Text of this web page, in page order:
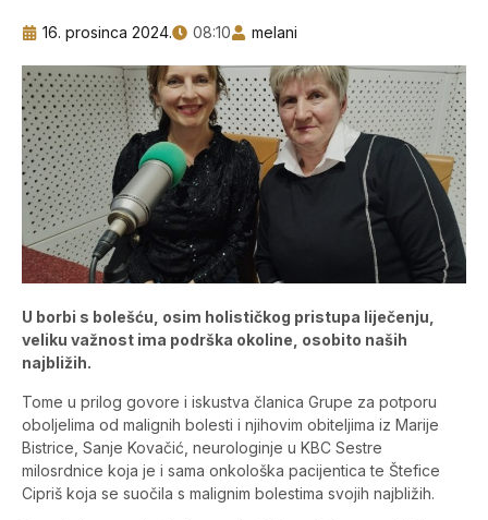
16. prosinca 2024. 08:10 melani
U borbi s bolešću, osim holističkog pristupa liječenju,
veliku važnost ima podrška okoline, osobito naših
najbližih.
Tome u prilog govore i iskustva članica Grupe za potporu
oboljelima od malignih bolesti i njihovim obiteljima iz Marije
Bistrice, Sanje Kovačić, neurologinje u KBC Sestre
milosrdnice koja je i sama onkološka pacijentica te Štefice
Cipriš koja se suočila s malignim bolestima svojih najbližih.